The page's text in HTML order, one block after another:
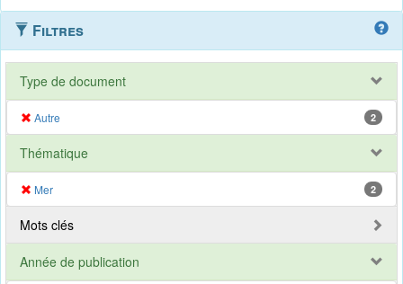
Filtres
Type de document
Autre 2
Thématique
Mer 2
Mots clés
Année de publication